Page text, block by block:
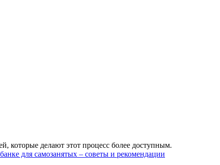
которые делают этот процесс более доступным.
для самозанятых – советы и рекомендации